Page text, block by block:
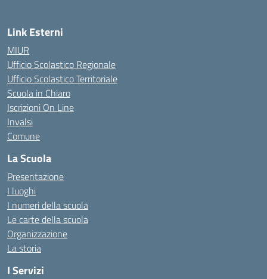
Link Esterni
MIUR
Ufficio Scolastico Regionale
Ufficio Scolastico Territoriale
Scuola in Chiaro
Iscrizioni On Line
Invalsi
Comune
La Scuola
Presentazione
I luoghi
I numeri della scuola
Le carte della scuola
Organizzazione
La storia
I Servizi